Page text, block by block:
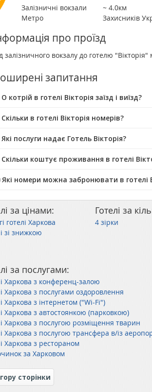
Залізничні вокзали
~ 4.0км
Метро
Захисників
про проїзд
залізничного вокзалу до готелю
запитання
котрій в готелі Вікторія заїзд і виїзд?
в готелі Вікторія номерів?
Які послуги надає Готель Вікторія?
Скільки коштує проживання в готелі
номери можна забронювати в готелі
за цінами:
готелі Харкова
зі знижкою
Готелі за
4 зірки
за послугами:
Харкова з конференц-залою
Харкова з послугами оздоровлення
Харкова з інтернетом ("Wi-Fi")
Харкова з автостоянкою (парковкою)
Харкова з послугою розміщення тварин
Харкова з послугою трансфера в/із
Харкова з рестораном
за Харковом
сторінки